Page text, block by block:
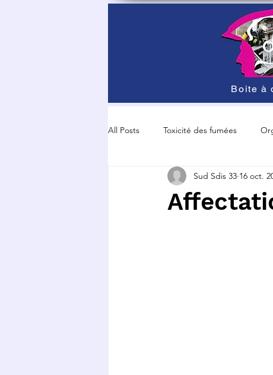
Boite à
All Posts Toxicité des fumées
Grève et manisfestation
Sud Sdis 33 16 oct.